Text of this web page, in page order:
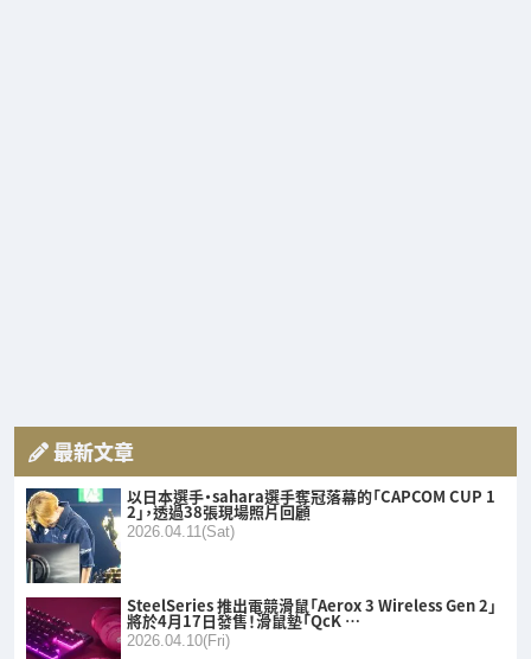
最新文章
以日本選手・sahara選手奪冠落幕的「CAPCOM CUP 1
2」，透過38張現場照片回顧
2026.04.11(Sat)
SteelSeries 推出電競滑鼠「Aerox 3 Wireless Gen 2」
將於4月17日發售！滑鼠墊「QcK …
2026.04.10(Fri)